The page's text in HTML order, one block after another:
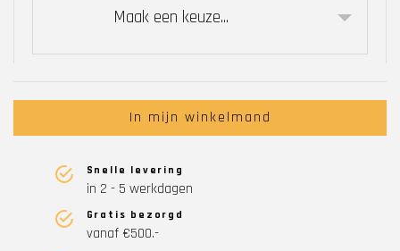
Maak een keuze...
In mijn winkelmand
Snelle levering
in 2 - 5 werkdagen
Gratis bezorgd
vanaf €500.-